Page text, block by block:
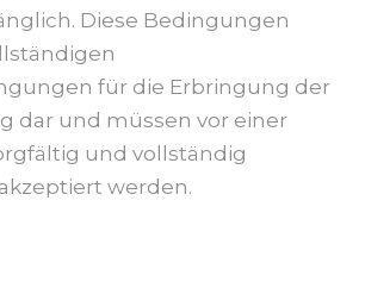
Diese Bedingungen
für die Erbringung der
dar und müssen vor einer
und vollständig
werden.